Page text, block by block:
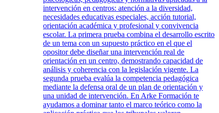
intervención en centros: atención a la diversidad,
necesidades educativas especiales, acción tutorial,
orientación académica y profesional y convivencia
escolar. La primera prueba combina el desarrollo escrito
de un tema con un supuesto práctico en el que el
opositor debe diseñar una intervención real de
orientación en un centro, demostrando capacidad de
análisis y coherencia con la legislación vigente. La
segunda prueba evalúa la competencia pedagógica
mediante la defensa oral de un plan de orientación y
una unidad de intervención. En Arke Formación te
ayudamos a dominar tanto el marco teórico como la